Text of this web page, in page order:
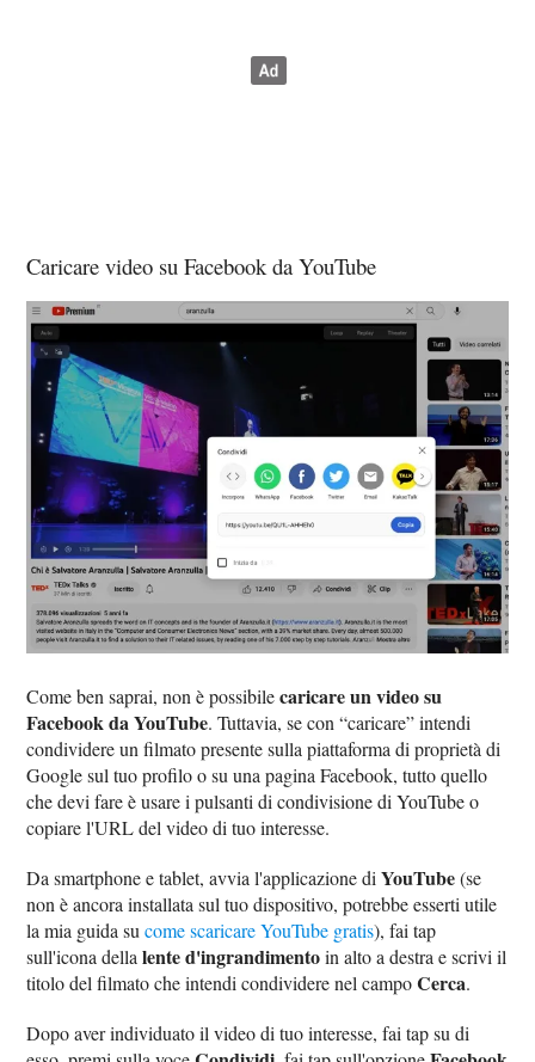
Caricare video su Facebook da YouTube
Come ben saprai, non è possibilecaricare un video su
Facebook da YouTube. Tuttavia, se con “caricare” intendi
condividere un filmato presente sulla piattaforma di proprietà di
Google sul tuo profilo o su una pagina Facebook, tutto quello
che devi fare è usare i pulsanti di condivisione di YouTube o
copiare l'URL del video di tuo interesse.
Da smartphone e tablet, avvia l'applicazione diYouTube(se
non è ancora installata sul tuo dispositivo, potrebbe esserti utile
la mia guida sucome scaricare YouTube gratis), fai tap
sull'icona dellalente d'ingrandimentoin alto a destra e scrivi il
titolo del filmato che intendi condividere nel campoCerca.
Dopo aver individuato il video di tuo interesse, fai tap su di